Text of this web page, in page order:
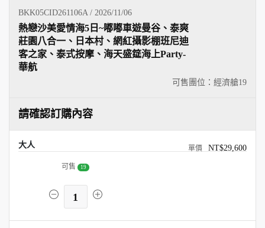
BKK05CID261106A / 2026/11/06
可售團位：經濟艙19
熱戀沙美愛情海5日~嘟嘟車遊曼谷、泰爽
莊園八合一、日本村、網紅攝影棚班尼迪
客之家、泰式按摩、海天盛筵海上Party-
華航
請確認訂購內容
大人 NT$29,600
可售 19
1